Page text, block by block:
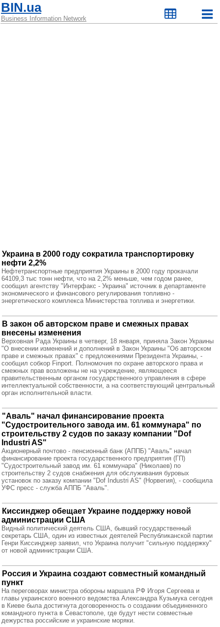
BIN.ua
Business Information Network
Украина в 2000 году сократила транспортировку
нефти 2,2%
Нефтетранспортные предприятия Украины в 2000 году прокачали
64109,3 тыс тонн нефти, что на 2,2% меньше, чем годом ранее,
сообщил агентству "Интерфакс - Украина" источник в департаменте
экономического и финансового регулирования топливно -
энергетического комплекса Министерства топлива и энергетики.
В закон об авторском праве и смежных правах
внесены изменения
Верховная Рада Украины в четверг, 18 января, приняла Закон Украины
"О внесении изменений и дополнений в Закон Украины "Об авторском
праве и смежных правах" с предложениями Президента Украины, -
сообщил собкор Finport. Полномочия по охране авторского права и
смежных прав возложены не на учреждение, являющееся
правительственным органом государственного управления в сфере
интеллектуальной собственности, а на соответствующий центральный
орган исполнительной власти.
"Аваль" начал финансирование проекта
"Судостроительного завода им. 61 коммунара" по
строительству 2 судов по заказу компании "Dof
Industri AS"
Акционерный почтово - пенсионный банк (АППБ) "Аваль" начал
финансирование проекта государственного предприятия (ГП)
"Судостроительный завод им. 61 коммунара" (Николаев) по
строительству 2 судов снабжения для обслуживания буровых
установок по заказу компании "Dof Industri AS" (Норвегия), - сообщила
УФС пресс - служба АППБ "Аваль".
Киссинджер обещает Украине поддержку новой
администрации США
Видный политический деятель США, бывший государственный
секретарь США, один из известных деятелей Республиканской партии
Генри Киссинджер заявил, что Украина получит "сильную поддержку"
от новой администрации США.
Россия и Украина создают совместный командный
пункт
На переговорах министра обороны маршала РФ Игоря Сергеева и
главы украинского военного ведомства Александра Кузьмука сегодня
в Киеве была достигнута договоренность о создании объединенного
командного пункта в Севастополе, где будут нести совместные
дежурства российские и украинские моряки.